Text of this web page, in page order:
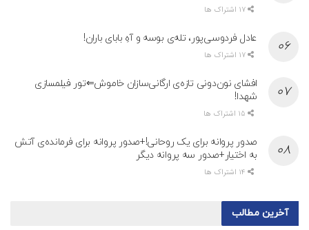
عادل فردوسی‌پور، تله‌ی بوسه و آهِ بابای باران!
افشای نون‌دونی تازه‌ی ارگانی‌سازان خاموش⇐تور فیلمسازی
شهدا!
صدور پروانه برای یک روحانی!+صدور پروانه برای فرمانده‌ی آتش
به اختیار+صدور سه پروانه دیگر
آخرین مطالب